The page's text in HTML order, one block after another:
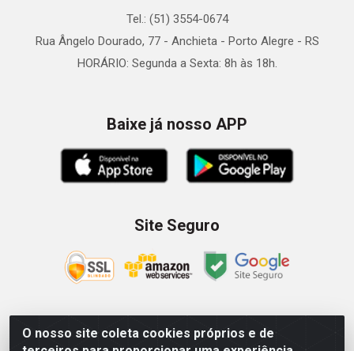
O nosso site coleta cookies próprios e de
Tel.: (51) 3554-0674
Rua Ângelo Dourado, 77 - Anchieta - Porto Alegre - RS
HORÁRIO: Segunda a Sexta: 8h às 18h.
Baixe já nosso APP
Site Seguro
Zein Importação e Comércio LTDA - Av. Senador Queiróz, 274